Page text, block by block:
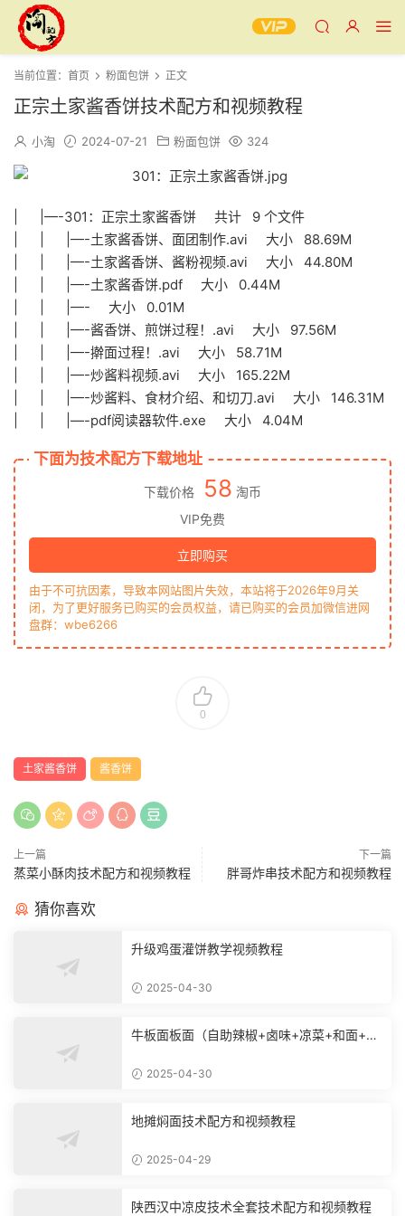
当前位置： 首页 粉面包饼 正文
正宗土家酱香饼技术配方和视频教程
小淘 2024-07-21 粉面包饼 324
| |—-301：正宗土家酱香饼 共计 9 个文件
| | |—-土家酱香饼、面团制作.avi 大小 88.69M
| | |—-土家酱香饼、酱粉视频.avi 大小 44.80M
| | |—-土家酱香饼.pdf 大小 0.44M
| | |—- 大小 0.01M
| | |—-酱香饼、煎饼过程！.avi 大小 97.56M
| | |—-擀面过程！.avi 大小 58.71M
| | |—-炒酱料视频.avi 大小 165.22M
| | |—-炒酱料、食材介绍、和切刀.avi 大小 146.31M
| | |—-pdf阅读器软件.exe 大小 4.04M
下面为技术配方下载地址
下载价格 58 淘币
VIP免费
立即购买
由于不可抗因素，导致本网站图片失效，本站将于2026年9月关
闭，为了更好服务已购买的会员权益，请已购买的会员加微信进网
盘群：wbe6266
0
土家酱香饼 酱香饼
上一篇
蒸菜小酥肉技术配方和视频教程
下一篇
胖哥炸串技术配方和视频教程
猜你喜欢
升级鸡蛋灌饼教学视频教程
2025-04-30
牛板面板面（自助辣椒+卤味+凉菜+和面+烙
2025-04-30
地摊焖面技术配方和视频教程
2025-04-29
陕西汉中凉皮技术全套技术配方和视频教程